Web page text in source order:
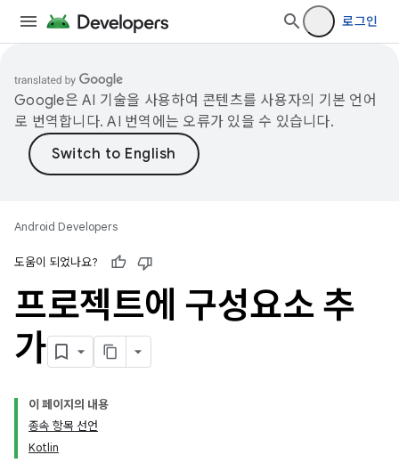
로그인
Google은 AI 기술을 사용하여 콘텐츠를 사용자의 기본 언어
로 번역합니다. AI 번역에는 오류가 있을 수 있습니다.
Android Developers
도움이 되었나요?
프로젝트에 구성요소 추
가
이 페이지의 내용
종속 항목 선언
Kotlin